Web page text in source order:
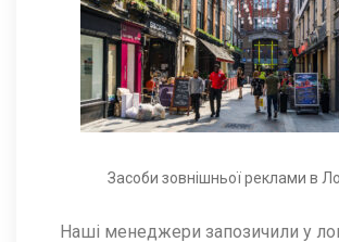
Засоби зовнішньої реклами в
Наші менеджери запозичили у